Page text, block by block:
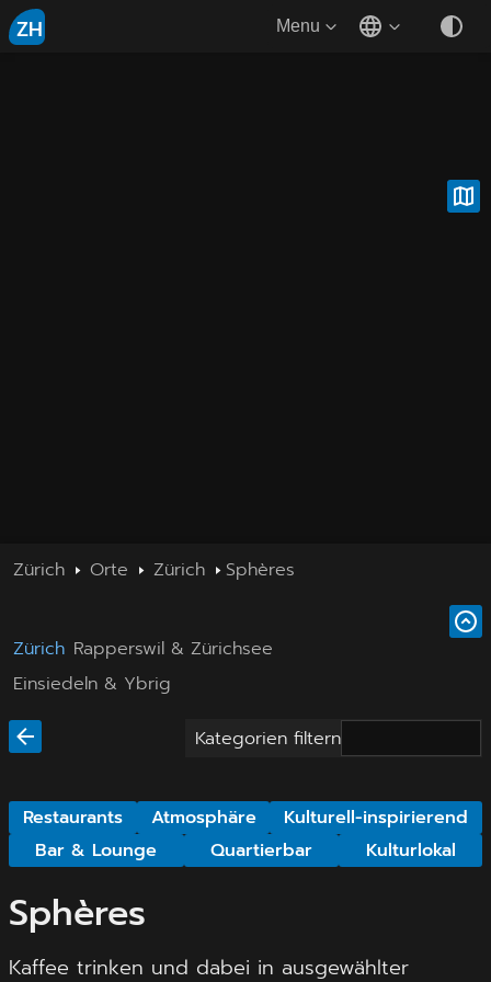
ZH Menu
Zürich Orte Zürich Sphères
Zürich Rapperswil & Zürichsee
Einsiedeln & Ybrig
Kategorien filtern
Restaurants Atmosphäre
Kulturell-inspirierend
Bar & Lounge
Quartierbar Kulturlokal
Sphères
Kaffee trinken und dabei in ausgewählter